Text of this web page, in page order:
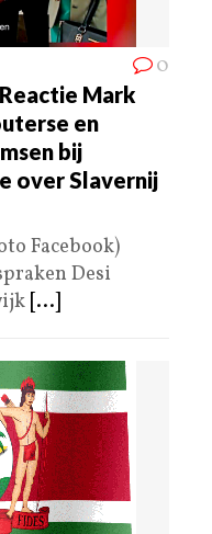
0
Mark
en
bij
over Slavernij
Facebook)
Desi
[...]